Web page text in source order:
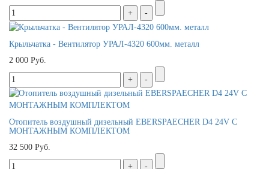
Крыльчатка - Вентилятор УРАЛ-4320 600мм. металл
2 000 Руб.
Отопитель воздушный дизельный EBERSPAECHER D4 24V С
МОНТАЖНЫМ КОМПЛЕКТОМ
32 500 Руб.